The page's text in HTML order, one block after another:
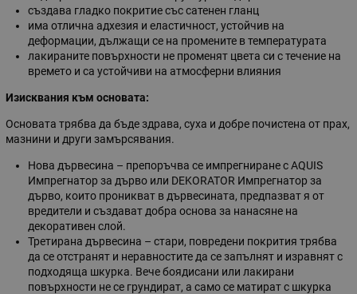
създава гладко покритие със сатенен гланц
има отлична адхезия и еластичност, устойчив на
деформации, дължащи се на промените в температурата
лакираните повърхности не променят цвета си с течение на
времето и са устойчиви на атмосферни влияния
Изисквания към основата:
Основата трябва да бъде здрава, суха и добре почистена от прах,
мазнини и други замърсявания.
Нова дървесина – препоръчва се импрегниране с AQUIS
Импрегнатор за дърво или DEKORATOR Импрегнатор за
дърво, които проникват в дървесината, предпазват я от
вредители и създават добра основа за нанасяне на
декоративен слой.
Третирана дървесина – стари, повредени покрития трябва
да се отстранят и неравностите да се запълнят и изравнят с
подходяща шкурка. Вече боядисани или лакирани
повърхности не се грундират, а само се матират с шкурка